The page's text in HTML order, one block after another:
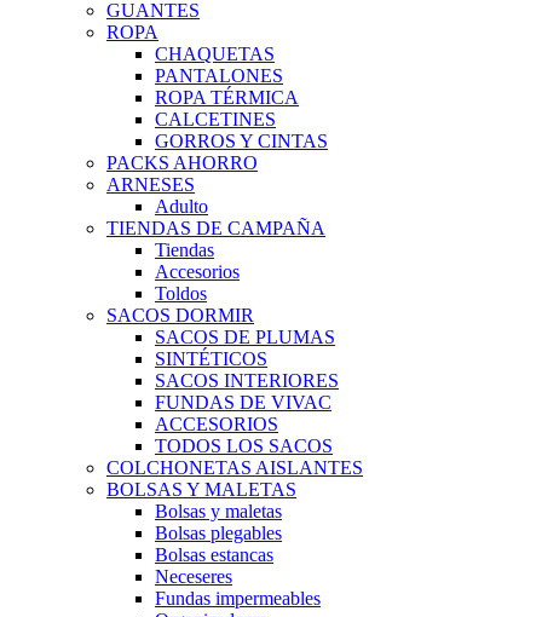
GUANTES
ROPA
CHAQUETAS
PANTALONES
ROPA TÉRMICA
CALCETINES
GORROS Y CINTAS
PACKS AHORRO
ARNESES
Adulto
TIENDAS DE CAMPAÑA
Tiendas
Accesorios
Toldos
SACOS DORMIR
SACOS DE PLUMAS
SINTÉTICOS
SACOS INTERIORES
FUNDAS DE VIVAC
ACCESORIOS
TODOS LOS SACOS
COLCHONETAS AISLANTES
BOLSAS Y MALETAS
Bolsas y maletas
Bolsas plegables
Bolsas estancas
Neceseres
Fundas impermeables